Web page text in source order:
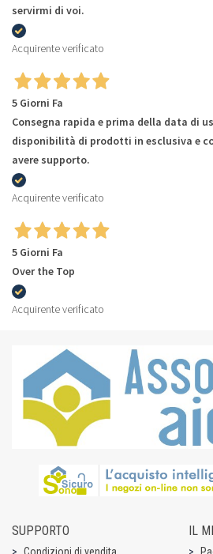
servirmi di voi.
Acquirente verificato
5 Giorni Fa
Consegna rapida e prima della data di
disponibilità di prodotti in esclusiva e
avere supporto.
Acquirente verificato
5 Giorni Fa
Over the Top
Acquirente verificato
SUPPORTO IL